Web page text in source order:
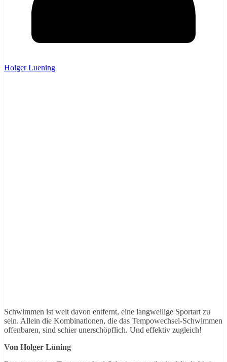
Holger Luening
Schwimmen ist weit davon entfernt, eine langweilige Sportart zu
sein. Allein die Kombinationen, die das Tempowechsel-Schwimmen
offenbaren, sind schier unerschöpflich. Und effektiv zugleich!
Von Holger Lüning